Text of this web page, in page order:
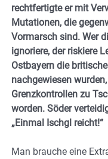
rechtfertigte er mit
Mutationen, die
Vormarsch sind. Wer
ignoriere, der riskiere
Ostbayern die
nachgewiesen
Grenzkontrollen zu
worden. Söder
„Einmal Ischgl reicht!“
Man brauche eine